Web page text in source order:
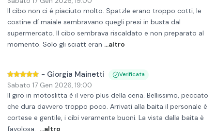
Il cibo non ci é piaciuto molto. Spatzle erano troppo cotti, le
costine dí maiale sembravano quegli presi in busta dal
supermercato. Il cibo sembrava riscaldato e non preparato al
momento. Solo gli sciatt eran ...altro
- Giorgia Mainetti Verificata
Sabato 17 Gen 2026, 19:00
Il giro in motoslitta è il vero plus della cena. Bellissimo, peccato
che dura davvero troppo poco. Arrivati alla baita il personale è
cortese e gentile, i cibi veramente buoni. La vista dalla baita è
favolosa. ...altro